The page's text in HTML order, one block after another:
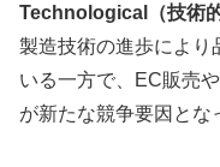
Technological（技術的
製造技術の進歩により
いる一方で、EC販売
が新たな競争要因とな